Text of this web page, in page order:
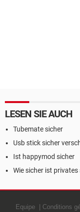
LESEN SIE AUCH
Tubemate sicher
Usb stick sicher
Ist happymod sicher
Wie sicher ist
Equipe Conditions